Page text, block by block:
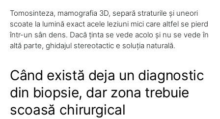
Tomosinteza, mamografia 3D, separă straturile și uneori
scoate la lumină exact acele leziuni mici care altfel se pierd
într-un sân dens. Dacă ținta se vede acolo și nu se vede în
altă parte, ghidajul stereotactic e soluția naturală.
Când există deja un diagnostic
din biopsie, dar zona trebuie
scoasă chirurgical